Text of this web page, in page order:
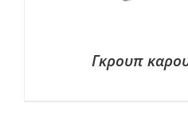
Γκρουπ